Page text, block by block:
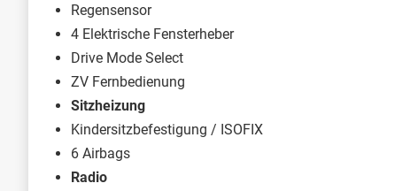
Regensensor
4 Elektrische Fensterheber
Drive Mode Select
ZV Fernbedienung
Sitzheizung
Kindersitzbefestigung / ISOFIX
6 Airbags
Radio